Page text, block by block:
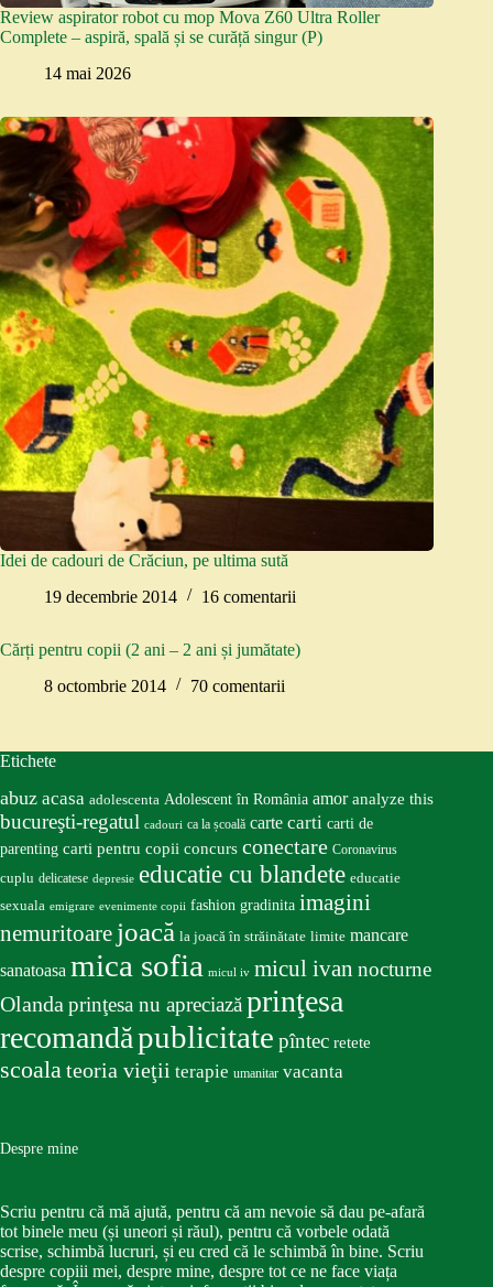
Review aspirator robot cu mop Mova Z60 Ultra Roller
Complete – aspiră, spală și se curăță singur (P)
14 mai 2026
Idei de cadouri de Crăciun, pe ultima sută
19 decembrie 2014
16 comentarii
Cărți pentru copii (2 ani – 2 ani și jumătate)
8 octombrie 2014
70 comentarii
Etichete
abuz acasa adolescenta Adolescent în România amor analyze this
bucureşti-regatul cadouri ca la școală carte carti carti de
parenting carti pentru copii concurs conectare Coronavirus
cuplu delicatese depresie educatie cu blandete educatie
sexuala emigrare evenimente copii fashion gradinita imagini
nemuritoare joacă la joacă în străinătate limite mancare
sanatoasa mica sofia micul iv micul ivan nocturne
Olandaprinţesa nu apreciazăprinţesa
recomandăpublicitate pîntec retete
scoalateoria vieţii terapie umanitar vacanta
Despre mine
Scriu pentru că mă ajută, pentru că am nevoie să dau pe-afară
tot binele meu (și uneori și răul), pentru că vorbele odată
scrise, schimbă lucruri, și eu cred că le schimbă în bine. Scriu
despre copiii mei, despre mine, despre tot ce ne face viața